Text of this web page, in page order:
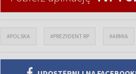
#POLSKA #PREZYDENT RP #ARMIA